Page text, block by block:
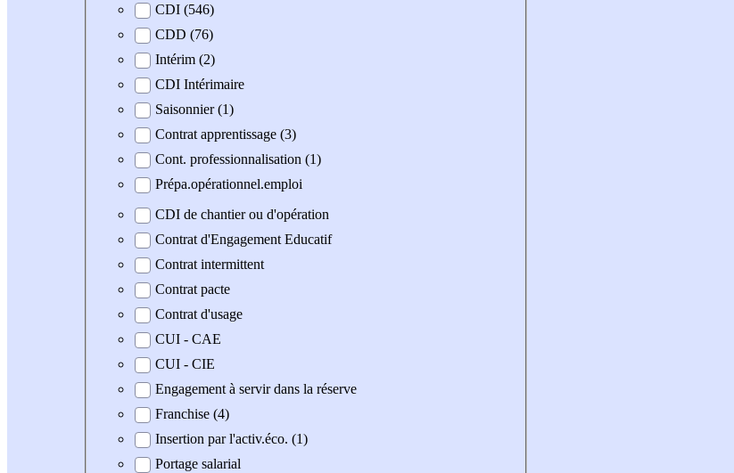
Type de contratCDI (546)
CDD (76)
Intérim (2)
CDI Intérimaire
Saisonnier (1)
Contrat apprentissage (3)
Cont. professionnalisation (1)
Prépa.opérationnel.emploi
CDI de chantier ou d'opération
Contrat d'Engagement Educatif
Contrat intermittent
Contrat pacte
Contrat d'usage
CUI - CAE
CUI - CIE
Engagement à servir dans la réserve
Franchise (4)
Insertion par l'activ.éco. (1)
Portage salarial